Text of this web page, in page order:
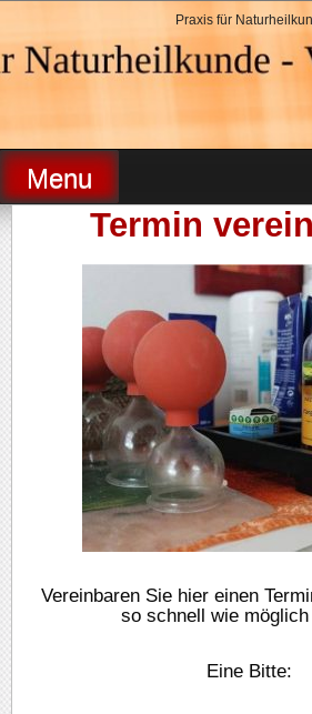
content
Heilpraktikerin
Praxis für
Menu
Termin
Vereinbaren Sie hier einen
so schnell wie
Eine Bitte: